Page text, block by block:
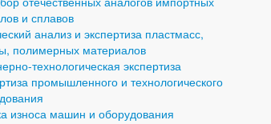
и сплавов
анализ и экспертиза пластмасс,
полимерных материалов
технологическая экспертиза
промышленного и технологического
износа машин и оборудования